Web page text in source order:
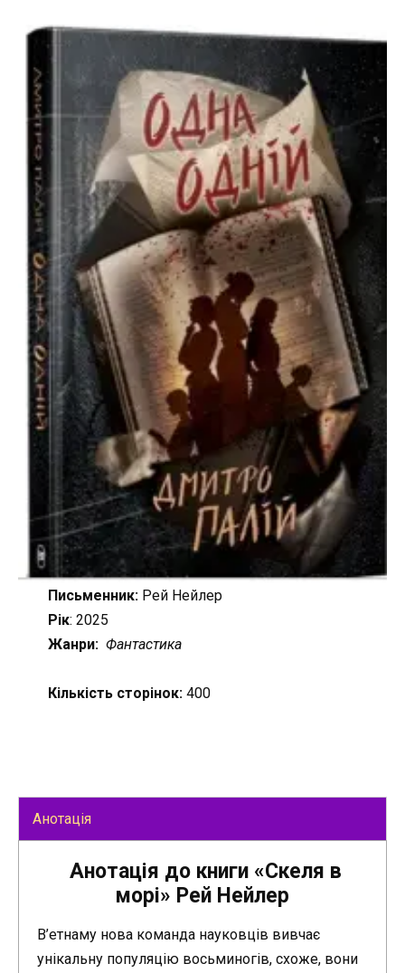
Письменник:Рей Нейлер
Рік: 2025
Жанри: Фантастика
Кількість сторінок:400
Анотація
Анотація до книги «Скеля в
морі» Рей Нейлер
В’етнаму нова команда науковців вивчає
унікальну популяцію восьминогів, схоже, вони